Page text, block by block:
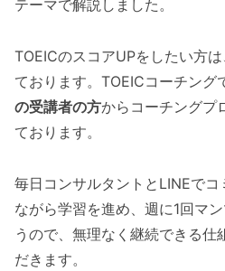
テーマで解説しました。
TOEICのスコアUPをしたい方は
ております。TOEICコーチング
の受講者の方からコーチングプ
ております。
毎日コンサルタントとLINEでコ
ながら学習を進め、週に1回マ
うので、無理なく継続できる仕
だきます。